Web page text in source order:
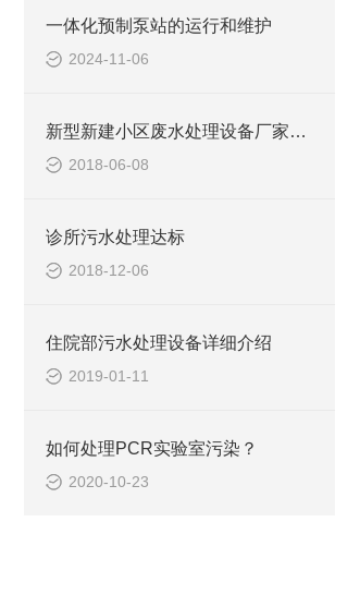
一体化预制泵站的运行和维护
2024-11-06
新型新建小区废水处理设备厂家供货
2018-06-08
诊所污水处理达标
2018-12-06
住院部污水处理设备详细介绍
2019-01-11
如何处理PCR实验室污染？
2020-10-23